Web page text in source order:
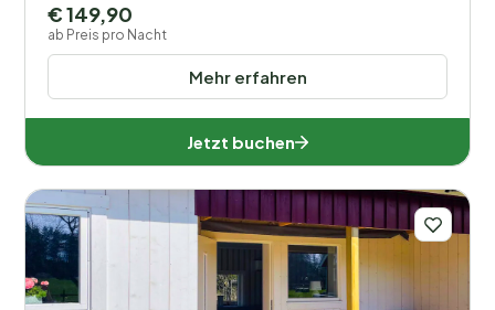
Mehr erfahren
€ 149,90
ab Preis pro Nacht
Jetzt buchen